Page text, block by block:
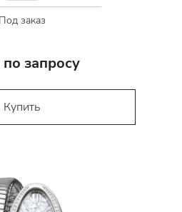
Под заказ
запросу
Купить